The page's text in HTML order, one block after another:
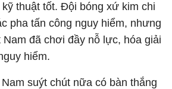
thuật tốt. Đội bóng xứ kim chi
pha tấn công nguy hiểm, nhưng
Nam đã chơi đầy nỗ lực, hóa giải
hiểm.
suýt chút nữa có bàn thắng